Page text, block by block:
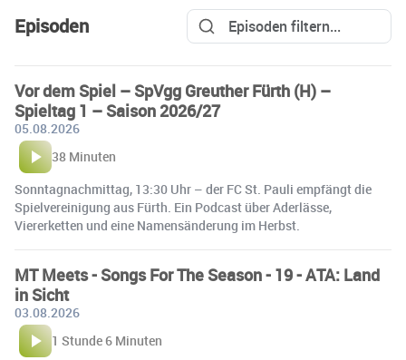
Episoden
Vor dem Spiel – SpVgg Greuther Fürth (H) –
Spieltag 1 – Saison 2026/27
05.08.2026
38 Minuten
Sonntagnachmittag, 13:30 Uhr – der FC St. Pauli empfängt die
Spielvereinigung aus Fürth. Ein Podcast über Aderlässe,
Viererketten und eine Namensänderung im Herbst.
MT Meets - Songs For The Season - 19 - ATA: Land
in Sicht
03.08.2026
1 Stunde 6 Minuten